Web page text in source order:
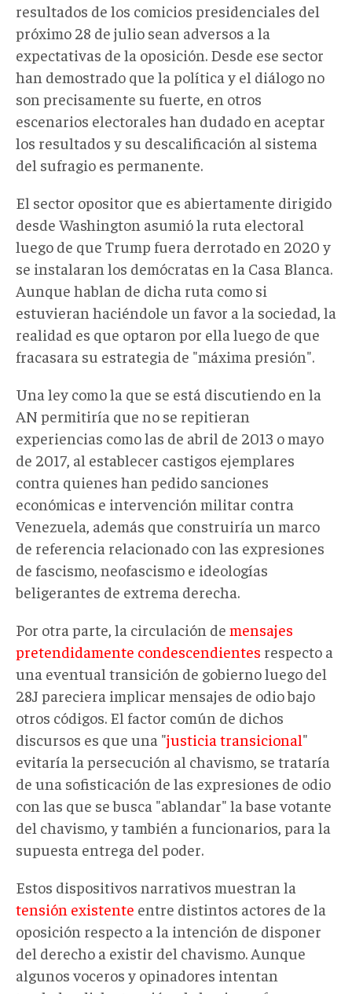
resultados de los comicios presidenciales del
próximo 28 de julio sean adversos a la
expectativas de la oposición. Desde ese sector
han demostrado que la política y el diálogo no
son precisamente su fuerte, en otros
escenarios electorales han dudado en aceptar
los resultados y su descalificación al sistema
del sufragio es permanente.
El sector opositor que es abiertamente dirigido
desde Washington asumió la ruta electoral
luego de que Trump fuera derrotado en 2020 y
se instalaran los demócratas en la Casa Blanca.
Aunque hablan de dicha ruta como si
estuvieran haciéndole un favor a la sociedad, la
realidad es que optaron por ella luego de que
fracasara su estrategia de "máxima presión".
Una ley como la que se está discutiendo en la
AN permitiría que no se repitieran
experiencias como las de abril de 2013 o mayo
de 2017, al establecer castigos ejemplares
contra quienes han pedido sanciones
económicas e intervención militar contra
Venezuela, además que construiría un marco
de referencia relacionado con las expresiones
de fascismo, neofascismo e ideologías
beligerantes de extrema derecha.
Por otra parte, la circulación de mensajes
pretendidamente condescendientes respecto a
una eventual transición de gobierno luego del
28J pareciera implicar mensajes de odio bajo
otros códigos. El factor común de dichos
discursos es que una "justicia transicional"
evitaría la persecución al chavismo, se trataría
de una sofisticación de las expresiones de odio
con las que se busca "ablandar" la base votante
del chavismo, y también a funcionarios, para la
supuesta entrega del poder.
Estos dispositivos narrativos muestran la
tensión existente entre distintos actores de la
oposición respecto a la intención de disponer
del derecho a existir del chavismo. Aunque
algunos voceros y opinadores intentan